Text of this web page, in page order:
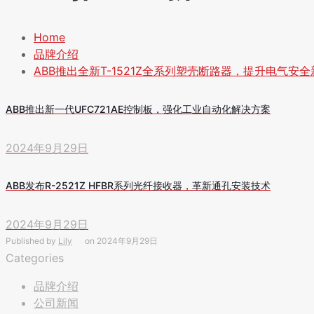
Home
品牌介绍
ABB推出全新T-1521Z全系列塑壳断路器，提升电气安全
ABB推出新一代UFC721AE控制板，强化工业自动化解决方案
2024年9月29日
ABB发布R-2521Z HFBR系列光纤接收器，革新通孔安装技术
2024年9月29日
Published by Lily on 2024年9月29日
Categories
品牌介绍
公司新闻